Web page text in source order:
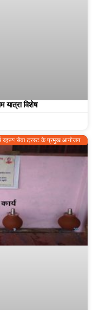
यात्रा विशेष
रहस्य सेवा ट्रस्ट के प्रमुख आयोजन